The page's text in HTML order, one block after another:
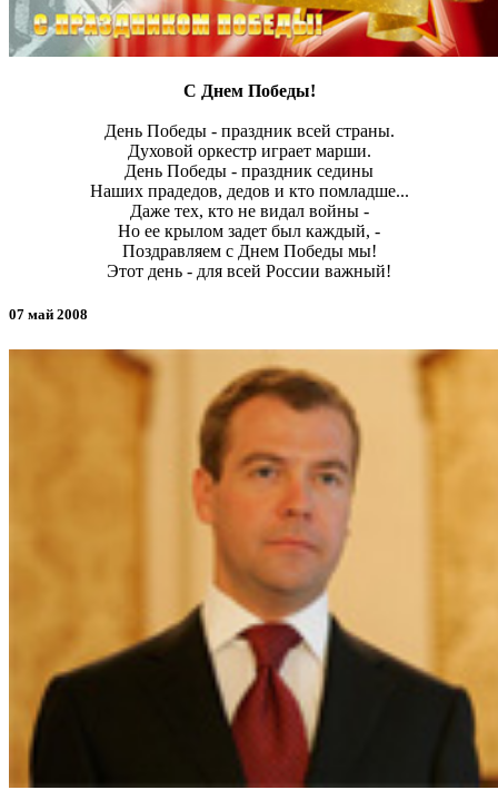
С Днем Победы!
День Победы - праздник всей страны.
Духовой оркестр играет марши.
День Победы - праздник седины
Наших прадедов, дедов и кто помладше...
Даже тех, кто не видал войны -
Но ее крылом задет был каждый, -
Поздравляем с Днем Победы мы!
Этот день - для всей России важный!
07 май 2008